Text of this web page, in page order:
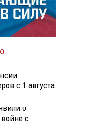
с 1 августа
о
с